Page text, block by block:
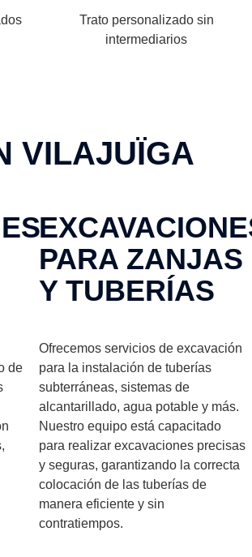
Trato personalizado sin
intermediarios
VILAJUÏGA
de
PARA ZANJAS
Y TUBERÍAS
Ofrecemos servicios de excavación
para la instalación de tuberías
subterráneas, sistemas de
alcantarillado, agua potable y más.
Nuestro equipo está capacitado
para realizar excavaciones precisas
y seguras, garantizando la correcta
colocación de las tuberías de
manera eficiente y sin
contratiempos.